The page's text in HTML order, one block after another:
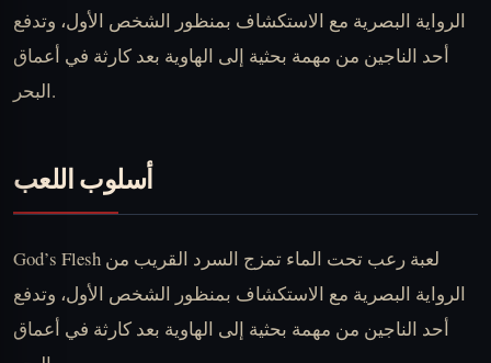
الرواية البصرية مع الاستكشاف بمنظور الشخص الأول، وتدفع
أحد الناجين من مهمة بحثية إلى الهاوية بعد كارثة في أعماق
البحر.
أسلوب اللعب
God’s Flesh لعبة رعب تحت الماء تمزج السرد القريب من
الرواية البصرية مع الاستكشاف بمنظور الشخص الأول، وتدفع
أحد الناجين من مهمة بحثية إلى الهاوية بعد كارثة في أعماق